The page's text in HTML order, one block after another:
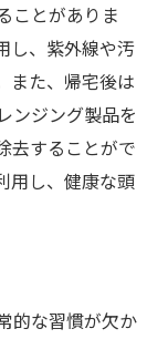
宇都宮市の
サービス内
の魅力
ニークなサ
紹介
びのポイン
ことがありま
し、紫外線や汚
また、帰宅後は
ンジング製品を
去することがで
用し、健康な頭
的な習慣が欠か